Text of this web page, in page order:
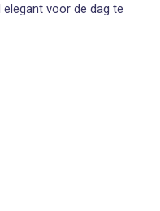
voor de dag te